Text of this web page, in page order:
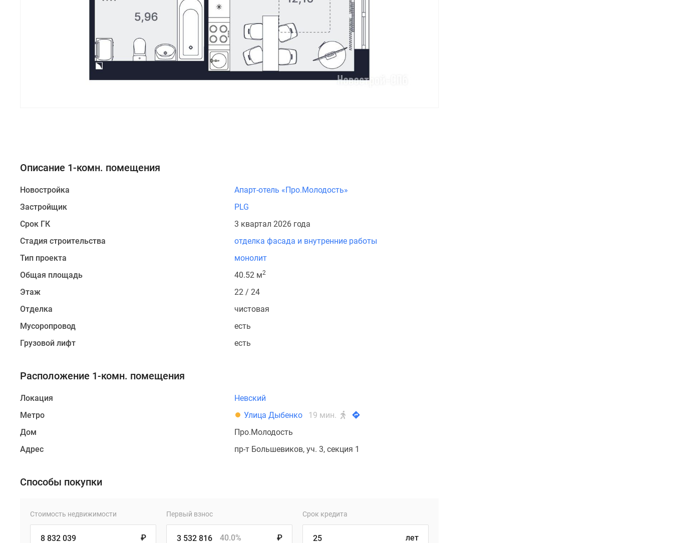
Описание 1-комн. помещения
Новостройка
Апарт-отель «Про.Молодость»
Застройщик
PLG
Срок ГК
3 квартал 2026 года
Стадия строительства
отделка фасада и внутренние работы
Тип проекта
монолит
Общая площадь
40.52 м2
Этаж
22 / 24
Отделка
чистовая
Мусоропровод
есть
Грузовой лифт
есть
Расположение 1-комн. помещения
Локация
Невский
Метро
Улица Дыбенко
19 мин.
Дом
Про.Молодость
Адрес
пр-т Большевиков, уч. 3, секция 1
Способы покупки
Стоимость недвижимости
₽
Первый взнос
₽
40.0%
Срок кредита
лет